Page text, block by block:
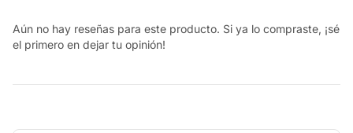
Aún no hay reseñas para este producto. Si ya lo compraste, ¡sé
el primero en dejar tu opinión!